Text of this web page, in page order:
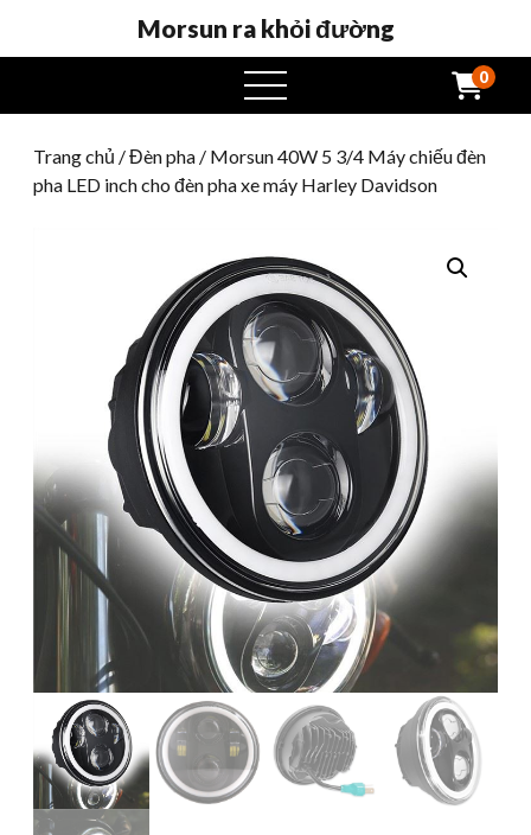
Morsun ra khỏi đường
Mở
menu
0
Trang chủ /Đèn pha / Morsun 40W 5 3/4 Máy chiếu đèn
pha LED inch cho đèn pha xe máy Harley Davidson